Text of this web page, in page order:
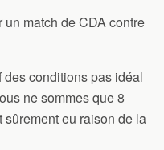
un match de CDA contre
conditions pas idéal
ne sommes que 8
eu raison de la